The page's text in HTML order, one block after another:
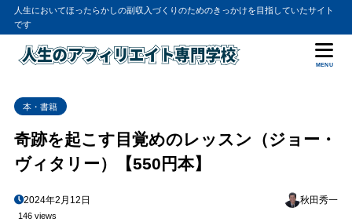
人生においてほったらかしの副収入づくりのためのきっかけを目指していたサイト
です
MENU
本・書籍
奇跡を起こす目覚めのレッスン（ジョー・
ヴィタリー）【550円本】
2024年2月12日 秋田秀一
146 views